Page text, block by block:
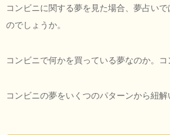
コンビニに関する夢を見た場合、夢占い
のでしょうか。
コンビニで何かを買っている夢なのか。コ
コンビニの夢をいくつのパターンから紐解